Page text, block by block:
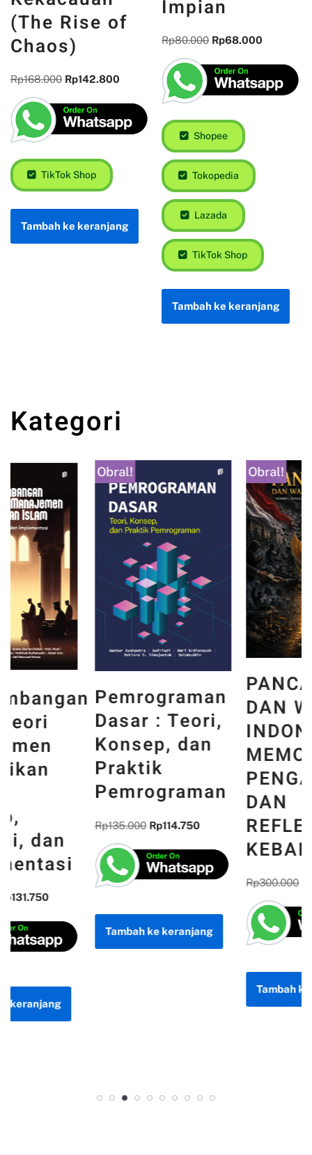
(The Rise of
Chaos)
Rp168.000 Rp142.800
TikTok Shop
Tambah ke keranjang
Impian
Rp80.000 Rp68.000
Shopee
Tokopedia
Lazada
TikTok Shop
Tambah ke keranjang
Kategori
Pemrograman
Dasar : Teori,
Konsep, dan
Praktik
Pemrograman
Rp 114.750
Tambah ke keranjang
PANCASILA
DAN WAJAH
INDONESIA :
MEMORI,
PENGALAMAN,
DAN
REFLEKSI
KEBANGSAAN
Rp300.000 Rp 255.000
Tambah ke keranjang